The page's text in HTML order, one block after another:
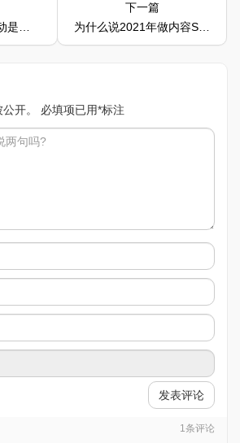
因？
下一篇
为什么说2021年做内容SEO的出路是百家号呢？
开。
必填项已用*标注
发表评论
1条评论